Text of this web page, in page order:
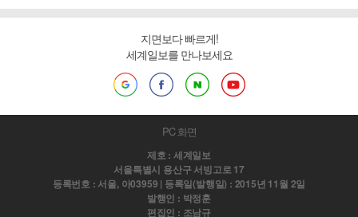
지면보다 빠르게!
세계일보를 만나보세요
PC 화면
제호 : 세계일보
서울특별시 용산구 서빙고로 17
등록번호 : 서울, 아03959 | 등록일(발행일) : 2015년 11월 2일
발행인 : 박정훈
편집인 : 조남규